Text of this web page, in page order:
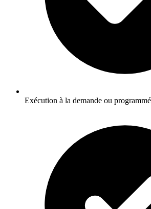
Exécution à la demande ou